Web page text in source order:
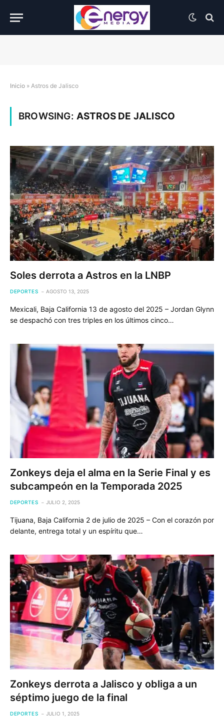
Inicio » Astros de Jalisco
BROWSING: ASTROS DE JALISCO
Soles derrota a Astros en la LNBP
DEPORTES AGOSTO 13, 2025
Mexicali, Baja California 13 de agosto del 2025 – Jordan Glynn
se despachó con tres triples en los últimos cinco…
Zonkeys deja el alma en la Serie Final y es
subcampeón en la Temporada 2025
DEPORTES JULIO 2, 2025
Tijuana, Baja California 2 de julio de 2025 – Con el corazón por
delante, entrega total y un espíritu que…
Zonkeys derrota a Jalisco y obliga a un
séptimo juego de la final
DEPORTES JULIO 1, 2025